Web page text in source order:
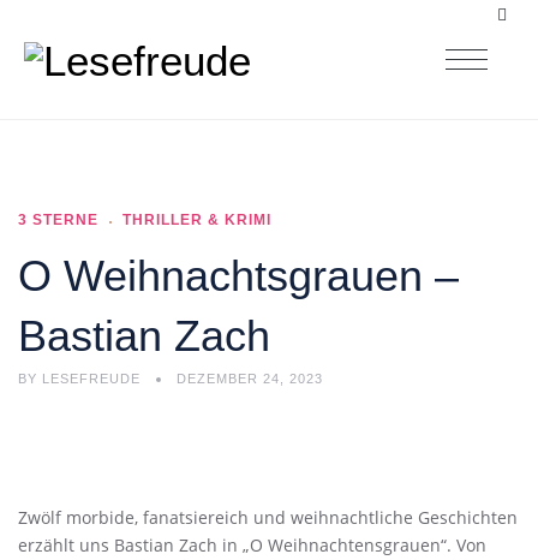
3 STERNE THRILLER & KRIMI
O Weihnachtsgrauen –
Bastian Zach
BY LESEFREUDE DEZEMBER 24, 2023
Zwölf morbide, fanatsiereich und weihnachtliche Geschichten
erzählt uns Bastian Zach in „O Weihnachtensgrauen“. Von